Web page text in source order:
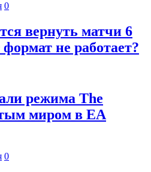
0
вернуть матчи 6
не работает?
режима The
миром в EA
0